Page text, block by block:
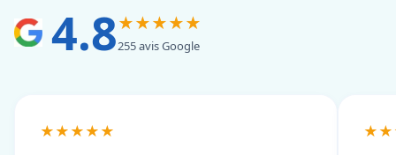
4.8★★★★★
255 avis Google
★★★★★